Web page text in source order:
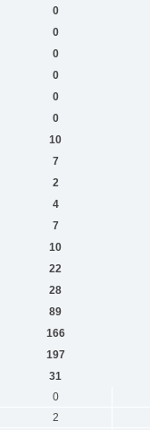
0
0
0
0
0
0
10
7
2
4
7
10
22
28
89
166
197
31
0
2